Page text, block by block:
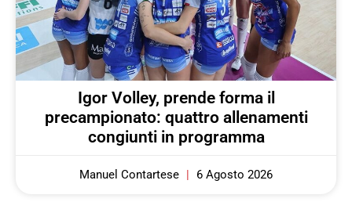
Igor Volley, prende forma il
precampionato: quattro allenamenti
congiunti in programma
Manuel Contartese 6 Agosto 2026